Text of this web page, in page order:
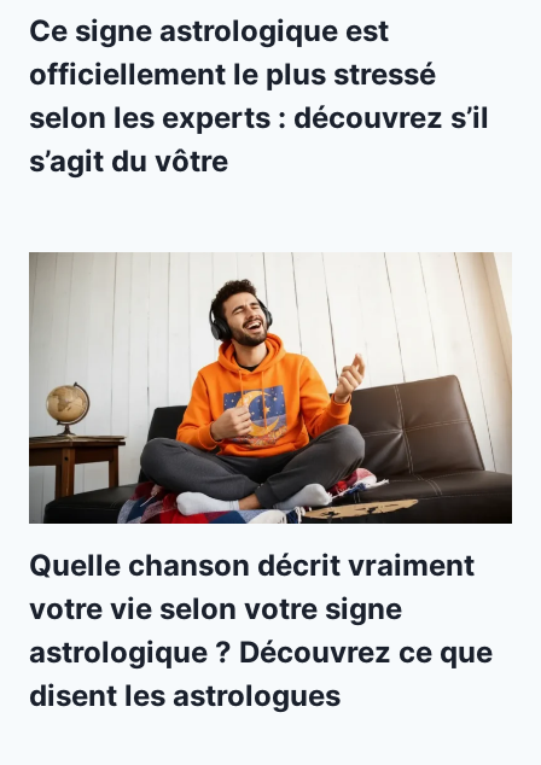
Ce signe astrologique est
officiellement le plus stressé
selon les experts : découvrez s’il
s’agit du vôtre
Quelle chanson décrit vraiment
votre vie selon votre signe
astrologique ? Découvrez ce que
disent les astrologues